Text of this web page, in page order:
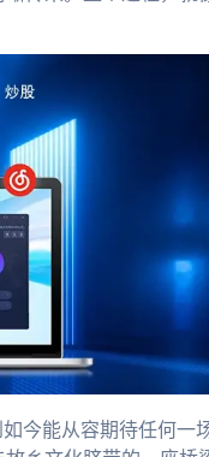
今能从容期待任何一